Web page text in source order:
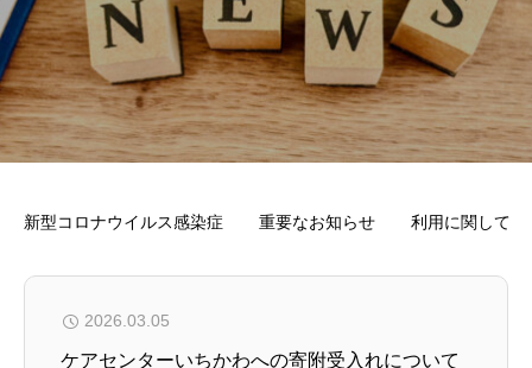
新型コロナウイルス感染症 重要なお知らせ 利用に関して
2026.03.05
ケアセンターいちかわへの寄附受入れについて